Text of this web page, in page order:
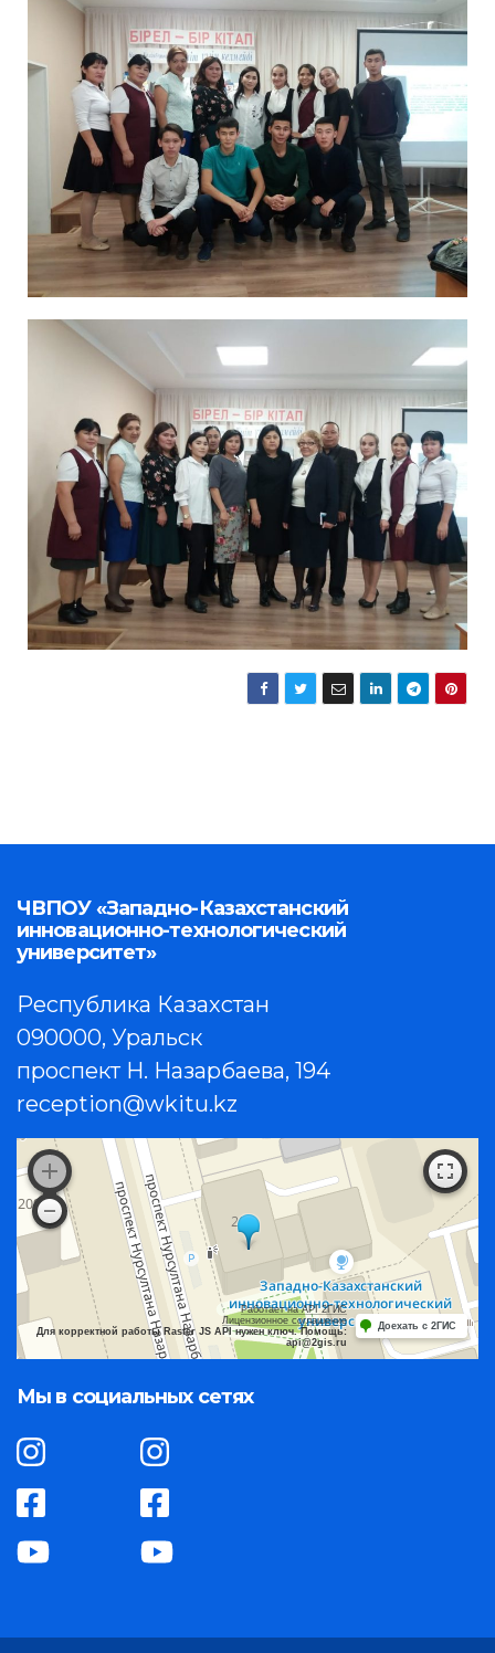
ЧВПОУ «Западно-Казахстанский
инновационно-технологический
университет»
Республика Казахстан
090000, Уральск
проспект Н. Назарбаева, 194
reception@wkitu.kz
Работает на API 2ГИС
Лицензионное соглашение
Для корректной работы Raster JS API нужен ключ. Помощь:
api@2gis.ru
Доехать с 2ГИС
Мы в социальных сетях